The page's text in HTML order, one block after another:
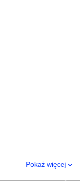
Pokaż więcej